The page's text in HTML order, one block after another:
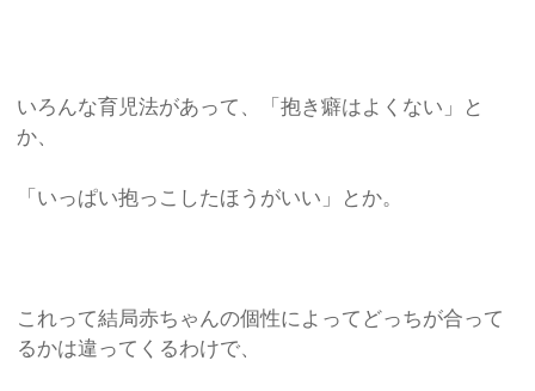
いろんな育児法があって、「抱き癖はよくない」と
か、
「いっぱい抱っこしたほうがいい」とか。
これって結局赤ちゃんの個性によってどっちが合って
るかは違ってくるわけで、